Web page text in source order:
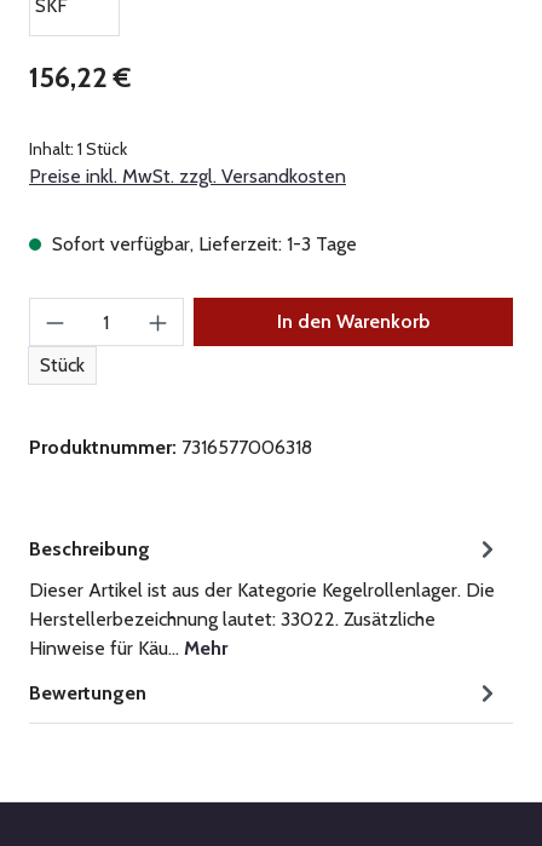
Regulärer Preis:
156,22 €
Inhalt: 1 Stück
Preise inkl. MwSt. zzgl. Versandkosten
Sofort verfügbar, Lieferzeit: 1-3 Tage
Produkt Anzahl: Gib den gewünschten Wert
Stück
In den Warenkorb
Produktnummer: 7316577006318
Beschreibung
Dieser Artikel ist aus der Kategorie Kegelrollenlager. Die
Herstellerbezeichnung lautet: 33022. Zusätzliche
Hinweise für Käu… Mehr
Bewertungen